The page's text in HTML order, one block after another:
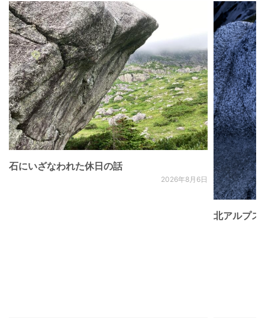
石にいざなわれた休日の話
2026年8月6日
北アルプ